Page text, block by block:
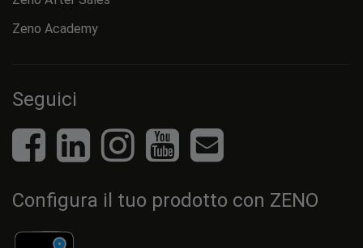
Zeno Academy
Seguici
Configura il tuo prodotto con ZENO